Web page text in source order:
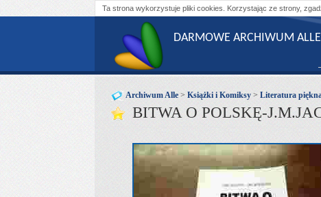
Ta strona wykorzystuje pliki cookies. Korzystając ze strony,
DARMOWE ARCHIWUM ALLE
Archiwum Alle > Książki i Komiksy > Literatura
BITWA O POLSKĘ-